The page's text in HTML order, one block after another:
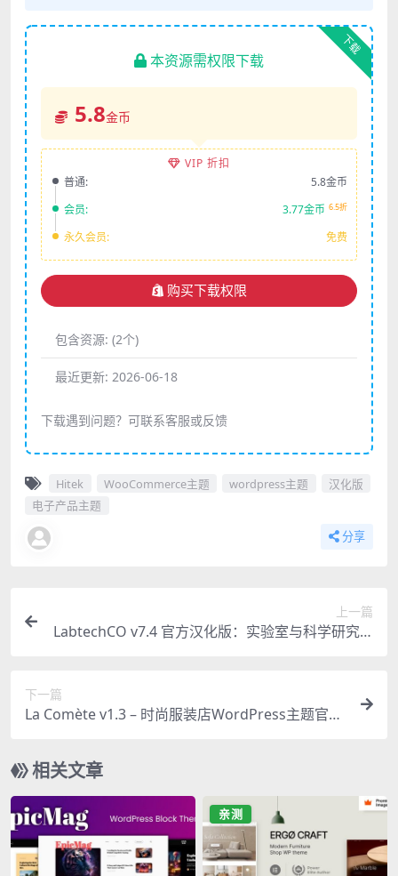
下载
本资源需权限下载
5.8金币
VIP 折扣
普通:
5.8金币
会员:
3.77金币 6.5折
永久会员: 免费
购买下载权限
包含资源: (2个)
最近更新: 2026-06-18
下载遇到问题？可联系客服或反馈
Hitek WooCommerce主题 wordpress主题
汉化版
电子产品主题
分享
上一篇
LabtechCO v7.4 官方汉化版：实验室与科学研究W
下一篇
La Comète v1.3 – 时尚服装店WordPress主题官方
相关文章
亲测